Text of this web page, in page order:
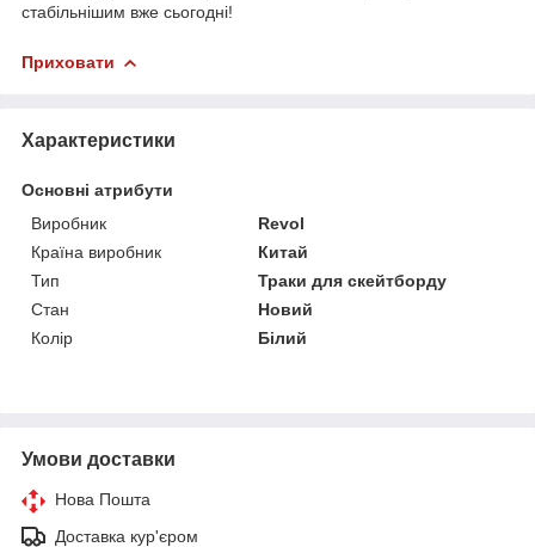
стабільнішим вже сьогодні!
Приховати
Характеристики
Основні атрибути
Виробник
Revol
Країна виробник
Китай
Тип
Траки для скейтборду
Стан
Новий
Колір
Білий
Умови доставки
Нова Пошта
Доставка кур'єром